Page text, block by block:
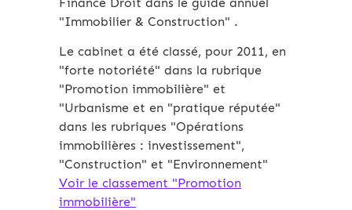
"Immobilier & Construction" .
Le cabinet a été classé, pour 2011, en
"forte notoriété" dans la rubrique
"Promotion immobilière" et
"Urbanisme et en "pratique réputée"
dans les rubriques "Opérations
immobilières : investissement",
"Construction" et "Environnement"
Voir le classement "Promotion
immobilière"